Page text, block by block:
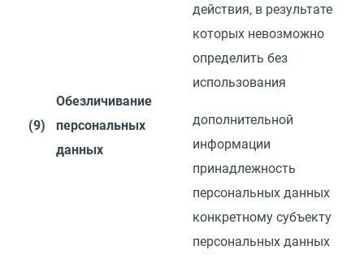
(9)
Обезличивание
персональных
данных
действия, в результате
которых невозможно
определить без
использования
дополнительной
информации
принадлежность
персональных данных
конкретному субъекту
персональных данных